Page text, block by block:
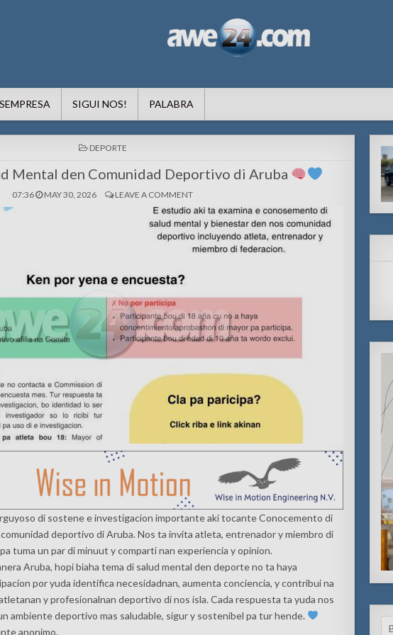
SIGUI NOS! PALABRA
POSTED
IN
DEPORTE
Mental den Comunidad Deportivo di Aruba
07:36 MAY 30, 2026 LEAVE A COMMENT
di sostene e investigacion importante aki tocante Conocemento di
deportivo di Aruba. Nos ta invita atleta, entrenador y miembro di
tuma un par di minuut y comparti nan experiencia y opinion.
Aruba, hopi biaha tema di salud mental den deporte no ta haya
por yuda identifica necesidadnan, aumenta conciencia, y contribui na
y profesionalnan deportivo di nos isla. Cada respuesta ta yuda nos
ambiente deportivo mas saludable, sigur y sostenibel pa tur hende.
anonimo.